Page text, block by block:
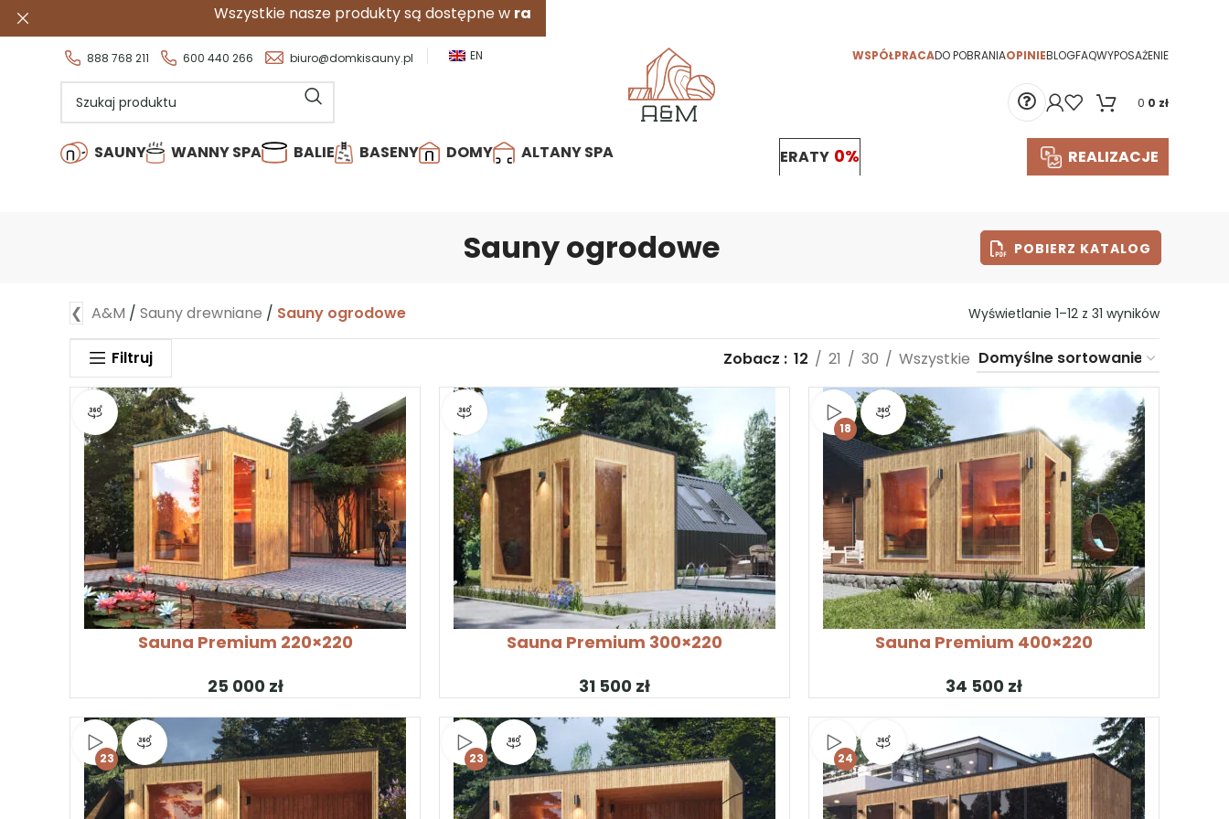
888 768 211 600 440 266 biuro@domkisauny.pl EN WSPÓŁPRACADO POBRANIAOPINIEBLOGFAQWYPOSAŻENIE
0 0 zł
SAUNY WANNY SPA BALIE BASENY DOMY ALTANY SPA ERATY REALIZACJE
Sauny ogrodowe POBIERZ KATALOG
❮ A&M / Sauny drewniane / Sauny ogrodowe Wyświetlanie 1–12 z 31 wyników
Filtruj Zobacz 12 21 30 Wszystkie
Widok produktu 360°
SKONFIGURUJ PRODUKT
Sauna Premium 220×220
zł
Widok produktu 360°
SKONFIGURUJ PRODUKT
Sauna Premium 300×220
zł
Obejrzyj wideo
18
Widok produktu 360°
SKONFIGURUJ PRODUKT
Sauna Premium 400×220
zł
Obejrzyj wideo
23
Widok produktu 360° Obejrzyj wideo
23
Widok produktu 360° Obejrzyj wideo
24
Widok produktu 360°
Wszystkie nasze produkty są dostępne wratach0%.Dowiedz się więcej